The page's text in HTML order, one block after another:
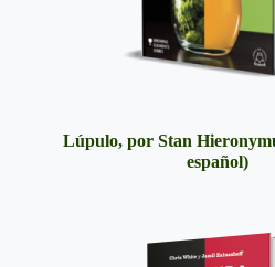
Lúpulo, por Stan
español)